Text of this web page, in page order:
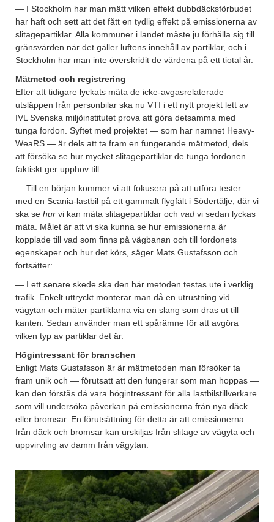
— I Stockholm har man mätt vilken effekt dubbdäcksförbudet
har haft och sett att det fått en tydlig effekt på emissionerna av
slitagepartiklar. Alla kommuner i landet måste ju förhålla sig till
gränsvärden när det gäller luftens innehåll av partiklar, och i
Stockholm har man inte överskridit de värdena på ett tiotal år.
Mätmetod och registrering
Efter att tidigare lyckats mäta de icke-avgasrelaterade
utsläppen från personbilar ska nu VTI i ett nytt projekt lett av
IVL Svenska miljöinstitutet prova att göra detsamma med
tunga fordon. Syftet med projektet — som har namnet Heavy-
WeaRS — är dels att ta fram en fungerande mätmetod, dels
att försöka se hur mycket slitagepartiklar de tunga fordonen
faktiskt ger upphov till.
— Till en början kommer vi att fokusera på att utföra tester
med en Scania-lastbil på ett gammalt flygfält i Södertälje, där vi
ska se hur vi kan mäta slitagepartiklar och vad vi sedan lyckas
mäta. Målet är att vi ska kunna se hur emissionerna är
kopplade till vad som finns på vägbanan och till fordonets
egenskaper och hur det körs, säger Mats Gustafsson och
fortsätter:
— I ett senare skede ska den här metoden testas ute i verklig
trafik. Enkelt uttryckt monterar man då en utrustning vid
vägytan och mäter partiklarna via en slang som dras ut till
kanten. Sedan använder man ett spårämne för att avgöra
vilken typ av partiklar det är.
Högintressant för branschen
Enligt Mats Gustafsson är är mätmetoden man försöker ta
fram unik och — förutsatt att den fungerar som man hoppas —
kan den förstås då vara högintressant för alla lastbilstillverkare
som vill undersöka påverkan på emissionerna från nya däck
eller bromsar. En förutsättning för detta är att emissionerna
från däck och bromsar kan urskiljas från slitage av vägyta och
uppvirvling av damm från vägytan.